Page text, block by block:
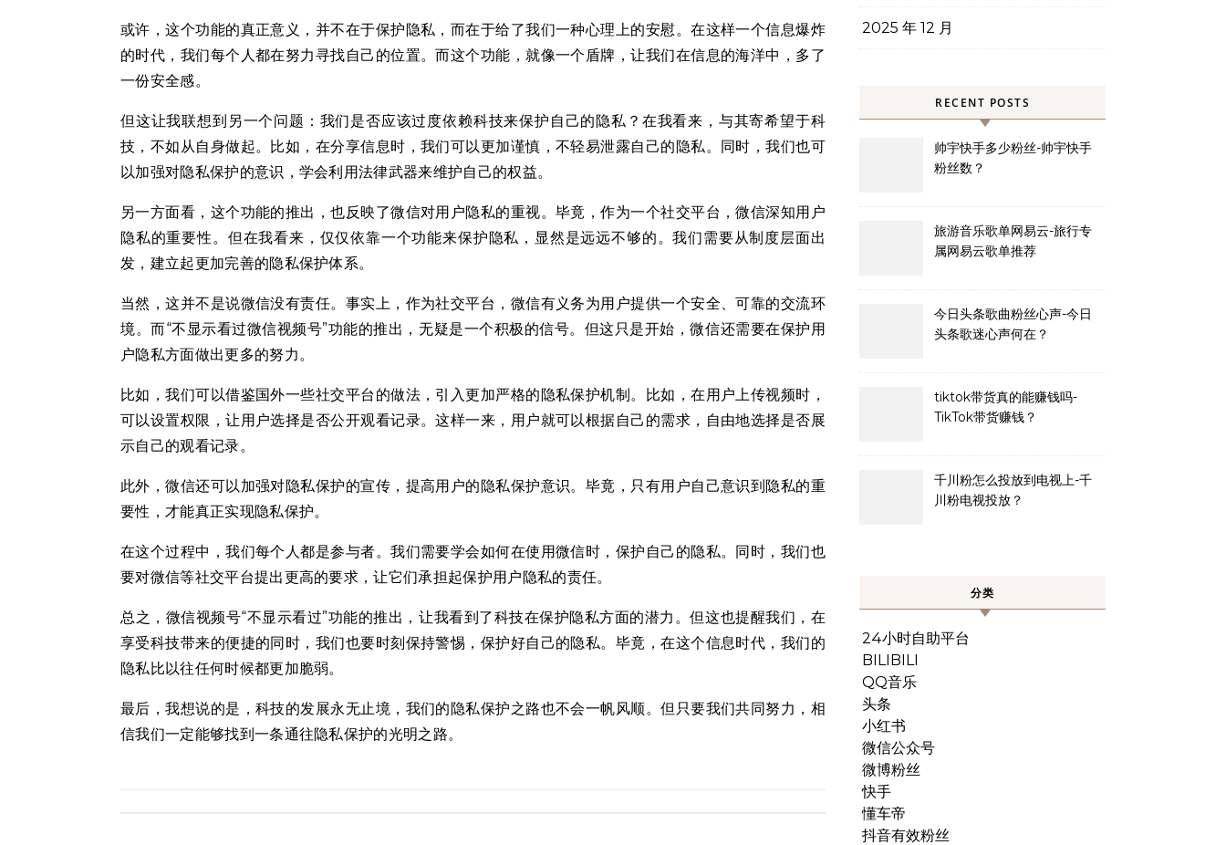
或许，这个功能的真正意义，并不在于保护隐私，而在于给了我们一种心理上的安慰。在这样一个信息爆炸
的时代，我们每个人都在努力寻找自己的位置。而这个功能，就像一个盾牌，让我们在信息的海洋中，多了
一份安全感。
但这让我联想到另一个问题：我们是否应该过度依赖科技来保护自己的隐私？在我看来，与其寄希望于科
技，不如从自身做起。比如，在分享信息时，我们可以更加谨慎，不轻易泄露自己的隐私。同时，我们也可
以加强对隐私保护的意识，学会利用法律武器来维护自己的权益。
另一方面看，这个功能的推出，也反映了微信对用户隐私的重视。毕竟，作为一个社交平台，微信深知用户
隐私的重要性。但在我看来，仅仅依靠一个功能来保护隐私，显然是远远不够的。我们需要从制度层面出
发，建立起更加完善的隐私保护体系。
当然，这并不是说微信没有责任。事实上，作为社交平台，微信有义务为用户提供一个安全、可靠的交流环
境。而“不显示看过微信视频号”功能的推出，无疑是一个积极的信号。但这只是开始，微信还需要在保护用
户隐私方面做出更多的努力。
比如，我们可以借鉴国外一些社交平台的做法，引入更加严格的隐私保护机制。比如，在用户上传视频时，
可以设置权限，让用户选择是否公开观看记录。这样一来，用户就可以根据自己的需求，自由地选择是否展
示自己的观看记录。
此外，微信还可以加强对隐私保护的宣传，提高用户的隐私保护意识。毕竟，只有用户自己意识到隐私的重
要性，才能真正实现隐私保护。
在这个过程中，我们每个人都是参与者。我们需要学会如何在使用微信时，保护自己的隐私。同时，我们也
要对微信等社交平台提出更高的要求，让它们承担起保护用户隐私的责任。
总之，微信视频号“不显示看过”功能的推出，让我看到了科技在保护隐私方面的潜力。但这也提醒我们，在
享受科技带来的便捷的同时，我们也要时刻保持警惕，保护好自己的隐私。毕竟，在这个信息时代，我们的
隐私比以往任何时候都更加脆弱。
最后，我想说的是，科技的发展永无止境，我们的隐私保护之路也不会一帆风顺。但只要我们共同努力，相
信我们一定能够找到一条通往隐私保护的光明之路。
2025 年 12 月
RECENT POSTS
帅宇快手多少粉丝-帅宇快手
粉丝数？
旅游音乐歌单网易云-旅行专
属网易云歌单推荐
今日头条歌曲粉丝心声-今日
头条歌迷心声何在？
tiktok带货真的能赚钱吗-
TikTok带货赚钱？
千川粉怎么投放到电视上-千
川粉电视投放？
分类
24小时自助平台
BILIBILI
QQ音乐
头条
小红书
微信公众号
微博粉丝
快手
懂车帝
抖音有效粉丝